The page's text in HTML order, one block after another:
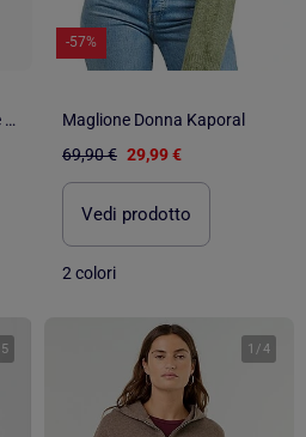
Cardigan in maglia a trecce e a traforo
-57%
Maglione Donna Kaporal
69,90 € 29,99 €
Vedi prodotto
2 colori
5 1 /4